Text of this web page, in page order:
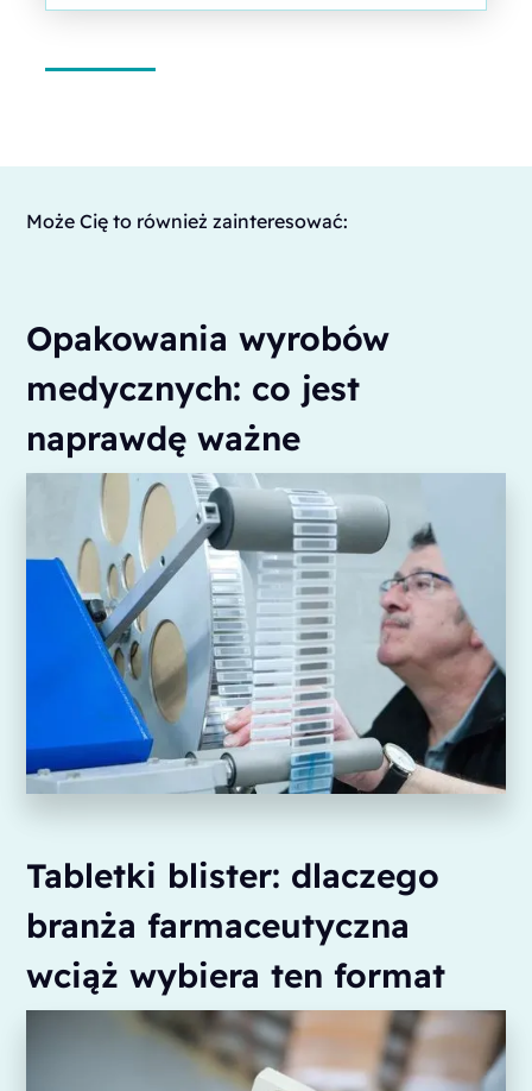
Może Cię to również zainteresować:
Opakowania wyrobów
medycznych: co jest
naprawdę ważne
Tabletki blister: dlaczego
branża farmaceutyczna
wciąż wybiera ten format